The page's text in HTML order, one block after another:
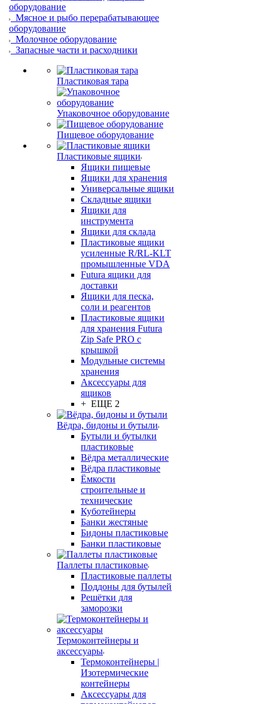
оборудование
Мясное и рыбо перерабатывающее
оборудование
Молочное оборудование
Запасные части и расходники
Пластиковая тара
Упаковочное оборудование
Пищевое оборудование
Пластиковые ящики
Ящики пищевые
Ящики для хранения
Универсальные ящики
Складные ящики
Ящики для
инструмента
Ящики для склада
Пластиковые ящики
усиленные R/RL-KLT
промышленные VDA
Futura ящики для
доставки
Ящики для песка,
соли и реагентов
Пластиковые ящики
для хранения Futura
Zip Safe PRO с
крышкой
Модульные системы
хранения
Аксессуары для
ящиков
+ ЕЩЕ 2
Вёдра, бидоны и бутыли
Бутыли и бутылки
пластиковые
Вёдра металлические
Вёдра пластиковые
Ёмкости
строительные и
технические
Куботейнеры
Банки жестяные
Бидоны пластиковые
Банки пластиковые
Паллеты пластиковые
Пластиковые паллеты
Поддоны для бутылей
Решётки для
заморозки
Термоконтейнеры и
аксессуары
Термоконтейнеры |
Изотермические
контейнеры
Аксессуары для